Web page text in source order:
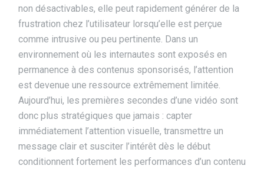
non désactivables, elle peut rapidement générer de la
frustration chez l’utilisateur lorsqu’elle est perçue
comme intrusive ou peu pertinente. Dans un
environnement où les internautes sont exposés en
permanence à des contenus sponsorisés, l’attention
est devenue une ressource extrêmement limitée.
Aujourd’hui, les premières secondes d’une vidéo sont
donc plus stratégiques que jamais : capter
immédiatement l’attention visuelle, transmettre un
message clair et susciter l’intérêt dès le début
conditionnent fortement les performances d’un contenu